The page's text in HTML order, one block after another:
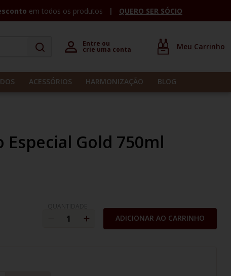
em todos os produtos QUERO SER SÓCIO
Entre ou
crie uma conta
ACESSÓRIOS HARMONIZAÇÃO BLOG
Especial Gold 750ml
ADICIONAR AO CARRINHO